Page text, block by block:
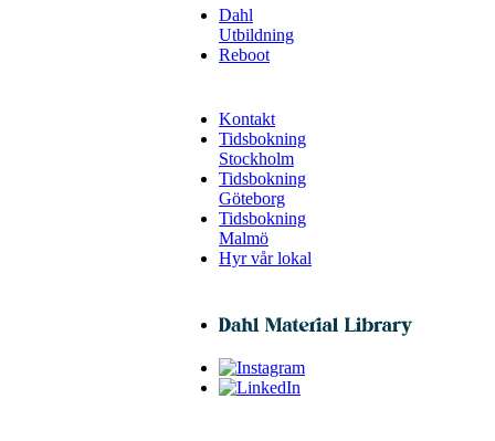
Dahl
Utbildning
Reboot
Kontakt
Tidsbokning
Stockholm
Tidsbokning
Göteborg
Tidsbokning
Malmö
Hyr vår lokal